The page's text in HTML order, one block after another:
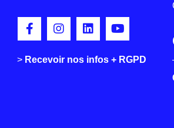
> Recevoir nos infos + RGPD